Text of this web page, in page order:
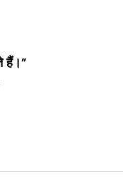
हैं।"